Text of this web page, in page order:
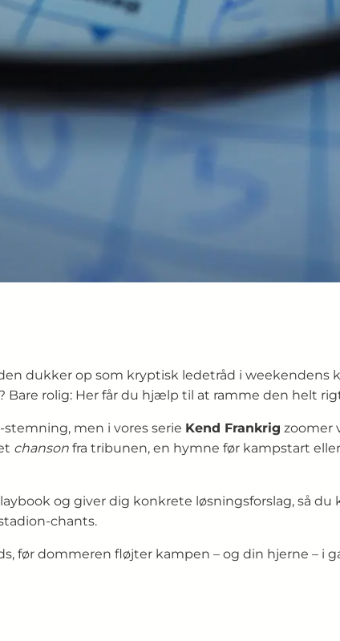
dukker op som kryptisk ledetråd i weekendens
rolig: Her får du hjælp til at ramme den helt
men i vores serie Kend Frankrig zoomer
chanson fra tribunen, en hymne før kampstart eller
og giver dig konkrete løsningsforslag, så du
chants.
før dommeren fløjter kampen – og din hjerne – i